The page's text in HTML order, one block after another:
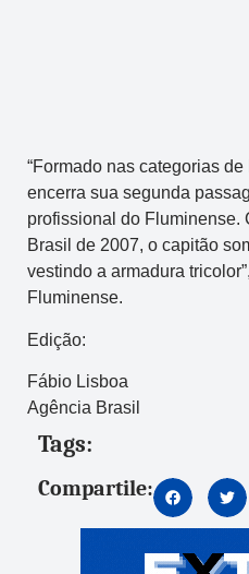
“Formado nas categorias
encerra sua segunda
profissional do Fluminense.
Brasil de 2007, o capitão
vestindo a armadura
Fluminense.
Edição:
Fábio Lisboa
Agência Brasil
Tags:
Compartile: